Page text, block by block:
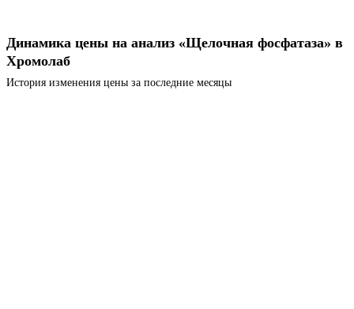
Динамика цены на анализ «Щелочная фосфатаза» в
Хромолаб
История изменения цены за последние месяцы